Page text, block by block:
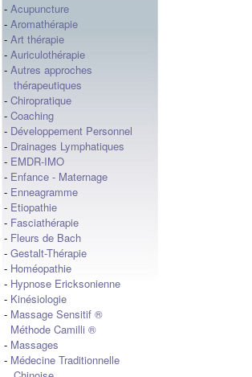
- Acupuncture
- Aromathérapie
- Art thérapie
- Auriculothérapie
- Autres approches
thérapeutiques
- Chiropratique
- Coaching
- Développement Personnel
- Drainages Lymphatiques
- EMDR-IMO
- Enfance - Maternage
- Enneagramme
- Etiopathie
- Fasciathérapie
- Fleurs de Bach
- Gestalt-Thérapie
- Homéopathie
- Hypnose Ericksonienne
- Kinésiologie
- Massage Sensitif ®
Méthode Camilli ®
- Massages
- Médecine Traditionnelle